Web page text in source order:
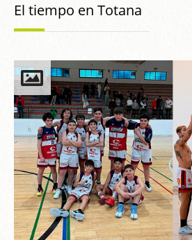
El tiempo en Totana